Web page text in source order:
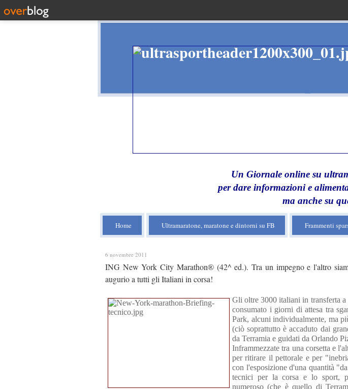
Un Giornale online su
per dare informazioni e
ma anche su
Home Ultramaratone, maratone e dintorni su FB Frammenti
6 novembre 2011
ING New York City Marathon® (42^ ed.). Tra un impegno e l'altro
augurio a tutti gli Italiani in corsa!
Gli oltre 3000 italiani in transferta
consumato i giorni di attesa tra
Park, alcuni individualmente, ma
(ciò soprattutto è accaduto dai
da Terramia e guidati da Orlando
Inframmezzate tra una corsetta e
per ritirare il pettorale e per
con l'esposizione d'una quantità
tecnici per la corsa e lo sport,
numeroso (che è quello di